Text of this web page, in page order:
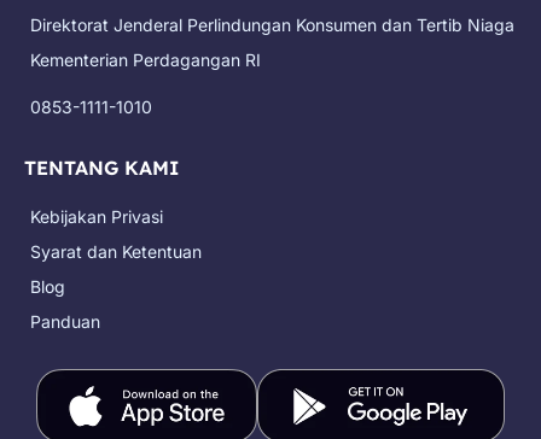
o
k
r
a
e
t
Direktorat Jenderal Perlindungan Konsumen dan Tertib Niaga
Kementerian Perdagangan RI
0853-1111-1010
TENTANG KAMI
Kebijakan Privasi
Syarat dan Ketentuan
Blog
Panduan